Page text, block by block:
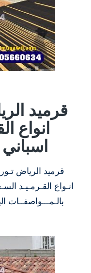
قرميد
انواع
قرميد الرياض
انـواع القـرمـيـد
بالـمـــواصفــات